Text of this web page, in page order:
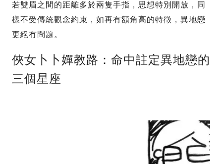
若雙眉之間的距離多於兩隻手指，思想特別開放，同
樣不受傳統觀念約束，如再有額角高的特徵，異地戀
更絕冇問題。
俠女卜卜嬋教路：命中註定異地戀的
三個星座